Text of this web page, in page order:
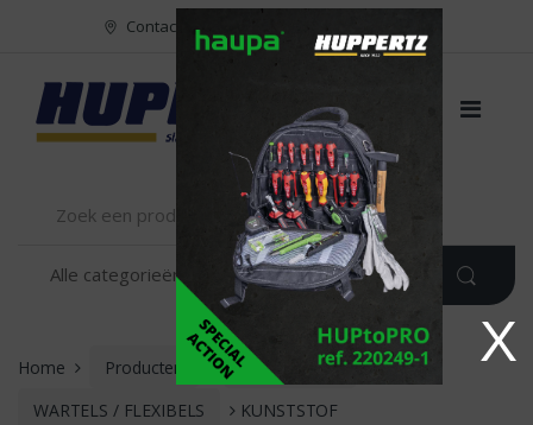
X
Contact
Home Producten
INSTALLATIE
WARTELS / FLEXIBELS
KUNSTSTOF